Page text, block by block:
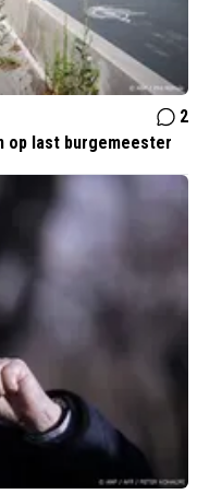
2
op last burgemeester